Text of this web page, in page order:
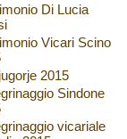
Di Lucia
Vicari Scino
2015
Sindone
vicariale